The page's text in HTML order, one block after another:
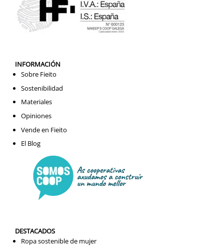
INFORMACIÓN
Sobre Fieito
Sostenibilidad
Materiales
Opiniones
Vende en Fieito
El Blog
DESTACADOS
Ropa sostenible de mujer